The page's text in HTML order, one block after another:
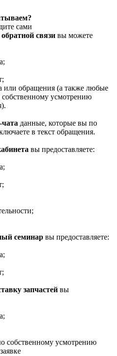
сами
связи вы можете
или обращения (а также любые
усмотрению
данные, которые вы по
в текст обращения.
вы предоставляете:
семинар вы предоставляете:
запчастей вы
собственному усмотрению